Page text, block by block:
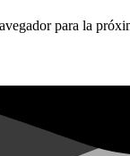
para la